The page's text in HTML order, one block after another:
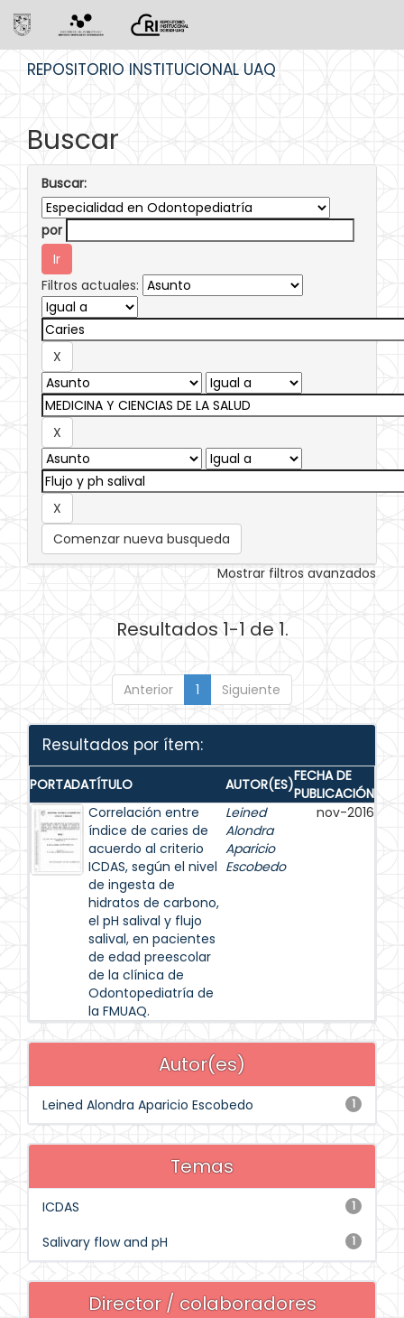
REPOSITORIO INSTITUCIONAL UAQ
Buscar
Buscar:
por
Filtros actuales:
Comenzar nueva busqueda
Mostrar filtros avanzados
Resultados 1-1 de 1.
Anterior 1 Siguiente
Resultados por ítem:
PORTADATÍTULO AUTOR(ES)FECHA DE
PUBLICACIÓN
Correlación entre
índice de caries de
acuerdo al criterio
ICDAS, según el nivel
de ingesta de
hidratos de carbono,
el pH salival y flujo
salival, en pacientes
de edad preescolar
de la clínica de
Odontopediatría de
la FMUAQ.
Leined
Alondra
Aparicio
Escobedo
nov-2016
Autor(es)
1
Leined Alondra Aparicio Escobedo
Temas
1
ICDAS
1
Salivary flow and pH
Director / colaboradores